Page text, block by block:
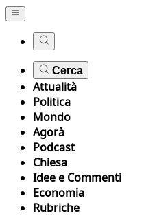
Cerca
Attualità
Politica
Mondo
Agorà
Podcast
Chiesa
Idee e Commenti
Economia
Rubriche